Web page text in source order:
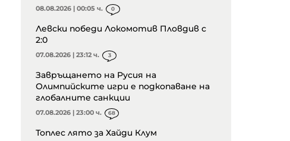
08.08.2026 | 00:05 ч. 0
Левски победи Локомотив Пловдив с
2:0
07.08.2026 | 23:12 ч. 3
Завръщането на Русия на
Олимпийските игри е подкопаване на
глобалните санкции
07.08.2026 | 23:00 ч. 68
Топлес лято за Хайди Клум